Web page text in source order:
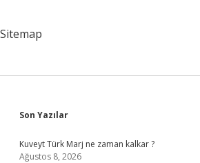
Sitemap
Sidebar
Son Yazılar
Kuveyt Türk Marj ne zaman kalkar ?
Ağustos 8, 2026